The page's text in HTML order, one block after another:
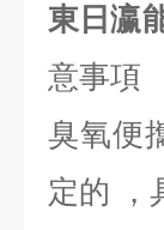
東日瀛
意事項
臭氧便
定的 ，